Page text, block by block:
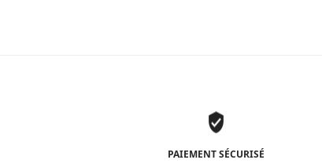
PAIEMENT SÉCURISÉ